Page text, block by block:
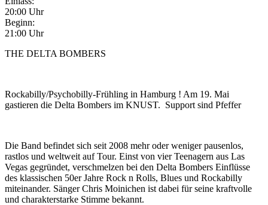
20:00 Uhr
Beginn:
21:00 Uhr
THE DELTA BOMBERS
Rockabilly/Psychobilly-Frühling in Hamburg ! Am 19. Mai
gastieren die Delta Bombers im KNUST. Support sind Pfeffer
Die Band befindet sich seit 2008 mehr oder weniger pausenlos,
rastlos und weltweit auf Tour. Einst von vier Teenagern aus Las
Vegas gegründet, verschmelzen bei den Delta Bombers Einflüsse
des klassischen 50er Jahre Rock n Rolls, Blues und Rockabilly
miteinander. Sänger Chris Moinichen ist dabei für seine kraftvolle
und charakterstarke Stimme bekannt.